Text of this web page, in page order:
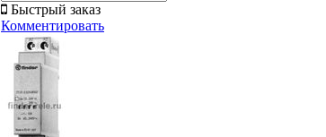
Быстрый заказ
Комментировать